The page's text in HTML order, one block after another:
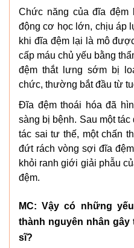
Chức năng của đĩa
động cơ học lớn, chịu áp
khi đĩa đệm lại là mô
cấp máu chủ yếu bằng
đệm thắt lưng sớm bị
chức, thường bắt đầu từ
Đĩa đệm thoái hóa đã
sàng bị bệnh. Sau một
tác sai tư thế, một chấn
đứt rách vòng sợi đĩa
khỏi ranh giới giải phẫu
đệm.
MC: Vậy có những
thành nguyên nhân
sĩ?